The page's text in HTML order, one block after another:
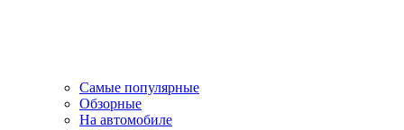
Самые популярные
Обзорные
На автомобиле